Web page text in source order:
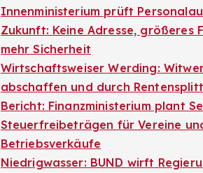
Innenministerium prüft
Zukunft: Keine Adresse, größeres
mehr Sicherheit
Wirtschaftsweiser Werding:
abschaffen und durch
Bericht: Finanzministerium plant
Steuerfreibeträgen für Vereine
Betriebsverkäufe
Niedrigwasser: BUND wirft